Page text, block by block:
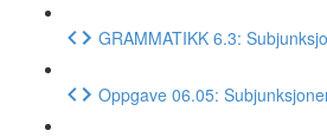
GRAMMATIKK 6.3:
Oppgave 06.05: